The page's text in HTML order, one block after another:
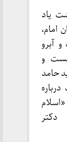
یاد
از یاران امام،
آبرو
و
حامد
دکتر